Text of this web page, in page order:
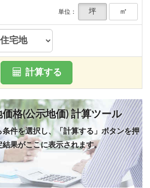
単位： 坪 ㎡
計算する
格(公示地価) 計算ツール
条件を選択し、「計算する」ボタンを押
結果がここに表示されます。